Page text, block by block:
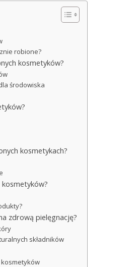
robione?
kosmetyków?
środowiska
kosmetykach?
zdrową pielęgnację?
składników